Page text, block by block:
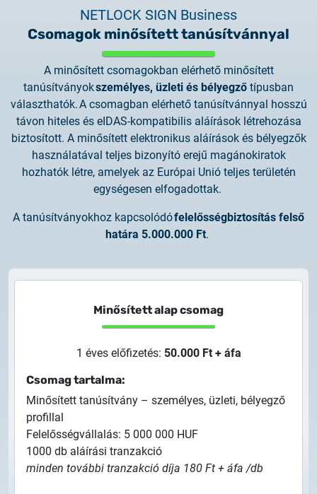
NETLOCK SIGN Business
Csomagok minősített tanúsítvánnyal
A minősített csomagokban elérhető minősített
tanúsítványokszemélyes, üzleti és bélyegző típusban
választhatók. A csomagban elérhető tanúsítvánnyal hosszú
távon hiteles és eIDAS-kompatibilis aláírások létrehozása
biztosított. A minősített elektronikus aláírások és bélyegzők
használatával teljes bizonyító erejű magánokiratok
hozhatók létre, amelyek az Európai Unió teljes területén
egységesen elfogadottak.
A tanúsítványokhoz kapcsolódófelelősségbiztosítás felső
határa 5.000.000 Ft.
Minősített alap csomag
1 éves előfizetés: 50.000 Ft + áfa
Csomag tartalma:
Minősített tanúsítvány – személyes, üzleti, bélyegző
profillal
Felelősségvállalás: 5 000 000 HUF
1000 db aláírási tranzakció
minden további tranzakció díja 180 Ft + áfa /db